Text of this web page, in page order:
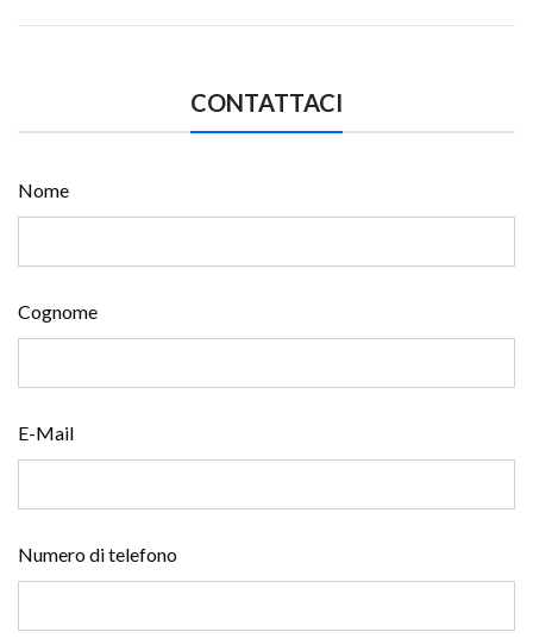
CONTATTACI
Nome
Cognome
E-Mail
Numero di telefono